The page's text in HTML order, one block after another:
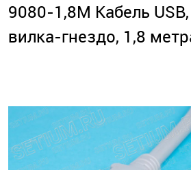
9080-1,8M Кабель
вилка-гнездо, 1,8